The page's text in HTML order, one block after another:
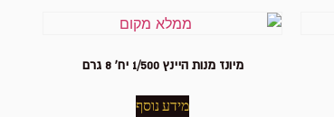
מיונז מנות היינץ 1/500 יח' 8 גרם
מידע נוסף